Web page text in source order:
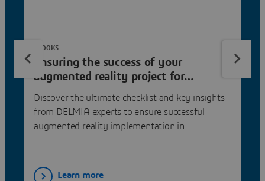
Ensuring the success of your
augmented reality project for
Discover the ultimate checklist and key insights
from DELMIA experts to ensure successful
augmented reality implementation in
EBOOKS
Learn more